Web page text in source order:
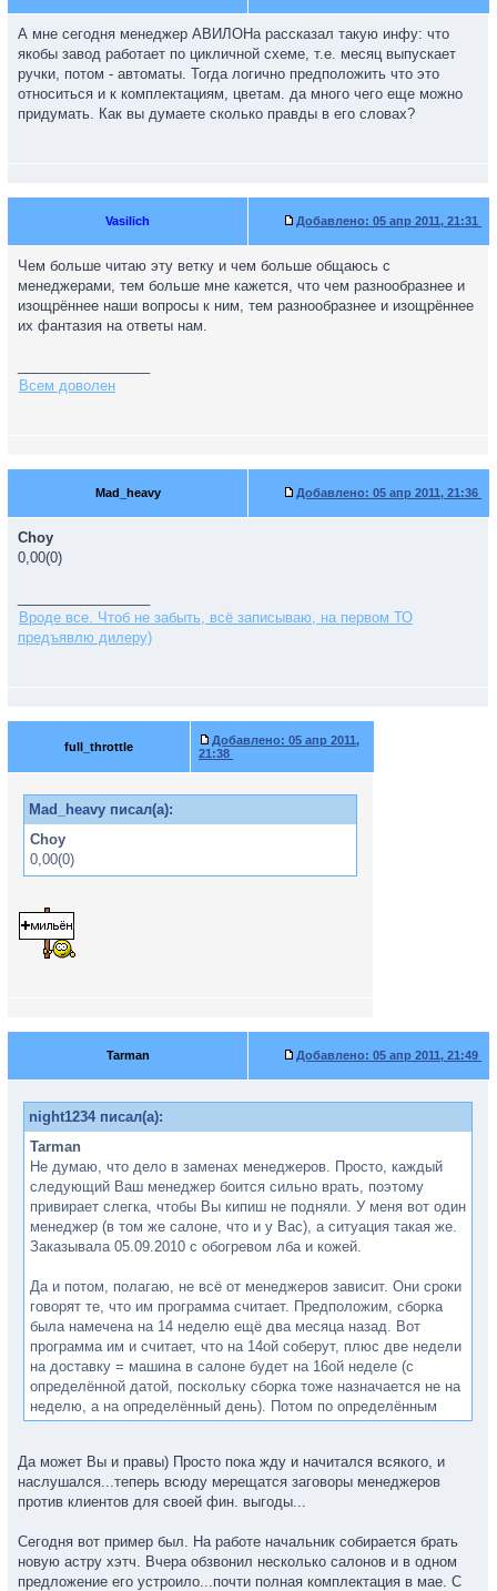
А мне сегодня менеджер АВИЛОНа рассказал такую инфу: что
якобы завод работает по цикличной схеме, т.е. месяц выпускает
ручки, потом - автоматы. Тогда логично предположить что это
относиться и к комплектациям, цветам. да много чего еще можно
придумать. Как вы думаете сколько правды в его словах?
Vasilich Добавлено: 05 апр 2011, 21:31
Чем больше читаю эту ветку и чем больше общаюсь с
менеджерами, тем больше мне кажется, что чем разнообразнее и
изощрённее наши вопросы к ним, тем разнообразнее и изощрённее
их фантазия на ответы нам.
Всем доволен
Mad_heavy Добавлено: 05 апр 2011, 21:36
Choy
0,00(0)
Вроде все. Чтоб не забыть, всё записываю, на первом ТО
предъявлю дилеру)
full_throttle Добавлено: 05 апр 2011,
21:38
Mad_heavy писал(а):
Choy
0,00(0)
Tarman Добавлено: 05 апр 2011, 21:49
night1234 писал(а):
Tarman
Не думаю, что дело в заменах менеджеров. Просто, каждый
следующий Ваш менеджер боится сильно врать, поэтому
привирает слегка, чтобы Вы кипиш не подняли. У меня вот один
менеджер (в том же салоне, что и у Вас), а ситуация такая же.
Заказывала 05.09.2010 с обогревом лба и кожей.
Да и потом, полагаю, не всё от менеджеров зависит. Они сроки
говорят те, что им программа считает. Предположим, сборка
была намечена на 14 неделю ещё два месяца назад. Вот
программа им и считает, что на 14ой соберут, плюс две недели
на доставку = машина в салоне будет на 16ой неделе (с
определённой датой, поскольку сборка тоже назначается не на
неделю, а на определённый день). Потом по определённым
причинам произошла задержка сборки (не было
допы, заболел вахтёр с ключами от цеха и проч (утрирую, но
смысл ясен)... так вот, по каким-то причинам производство
задержали, но в программу изменения ещё не внесли. Когда
другие сроки прибытия авто в салон.
Всё ИМХО.
Да может Вы и правы) Просто пока жду и начитался всякого, и
наслушался...теперь всюду мерещатся заговоры менеджеров
против клиентов для своей фин. выгоды...
Сегодня вот пример был. На работе начальник собирается брать
новую астру хэтч. Вчера обзвонил несколько салонов и в одном
предложение его устроило...почти полная комплектация в мае. С